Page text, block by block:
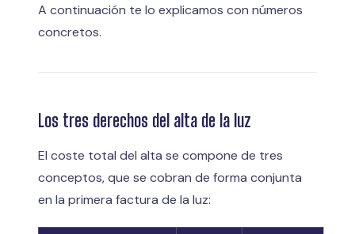
A continuación te lo explicamos con números
concretos.
Los tres derechos del alta de la luz
El coste total del alta se compone de tres
conceptos, que se cobran de forma conjunta
en la primera factura de la luz: